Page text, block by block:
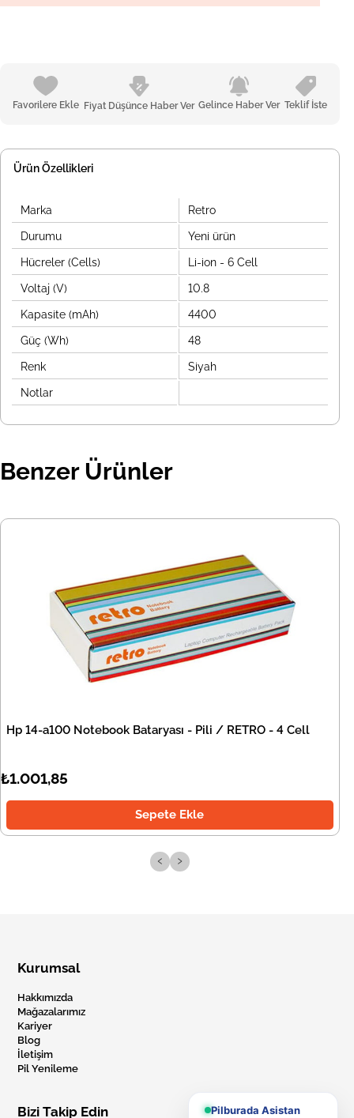
Favorilere Ekle Fiyat Düşünce Haber Ver Gelince Haber Ver Teklif İste
Ürün Özellikleri
Marka Retro
Durumu Yeni ürün
Hücreler (Cells) Li-ion - 6 Cell
Voltaj (V) 10.8
Kapasite (mAh) 4400
Güç (Wh) 48
Renk Siyah
Notlar
Benzer Ürünler
Hp 14-a100 Notebook Bataryası - Pili / RETRO - 4 Cell
₺1.001,85
Sepete Ekle
‹ ›
Kurumsal
Hakkımızda
Mağazalarımız
Kariyer
Blog
İletişim
Pil Yenileme
Bizi Takip Edin Pilburada Asistan